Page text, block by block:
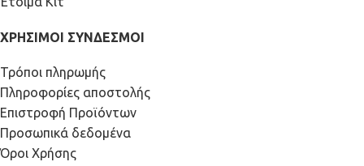
ΧΡΗΣΙΜΟΙ ΣΥΝΔΕΣΜΟΙ
Τρόποι πληρωμής
Πληροφορίες αποστολής
Επιστροφή Προϊόντων
Προσωπικά δεδομένα
Όροι Χρήσης